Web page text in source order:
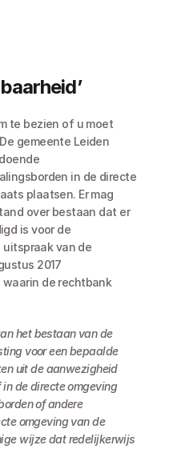
te bezien of u moet
gemeente Leiden
in de directe
plaatsen. Er mag
over bestaan dat er
is voor de
uitspraak van de
2017
waarin de rechtbank
het bestaan van de
voor een bepaalde
uit de aanwezigheid
de directe omgeving
of andere
omgeving van de
wijze dat redelijkerwijs